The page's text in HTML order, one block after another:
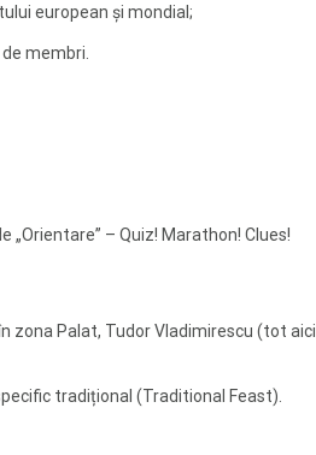
european şi mondial;
membri.
– Quiz! Marathon! Clues!
zona Palat, Tudor Vladimirescu (tot aici
tradițional (Traditional Feast).